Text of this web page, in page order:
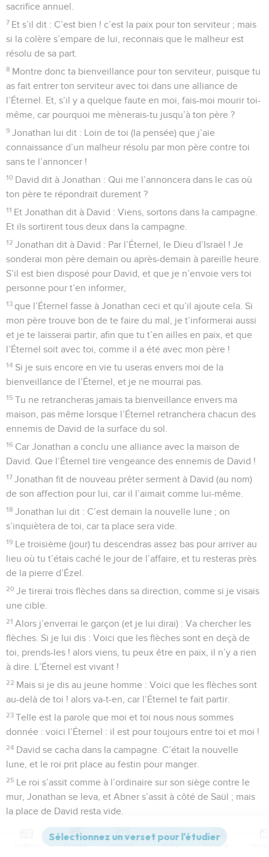
sacrifice annuel.
7 Et s’il dit : C’est bien ! c’est la paix pour ton serviteur ; mais
si la colère s’empare de lui, reconnais que le malheur est
résolu de sa part.
8 Montre donc ta bienveillance pour ton serviteur, puisque tu
as fait entrer ton serviteur avec toi dans une alliance de
l’Éternel. Et, s’il y a quelque faute en moi, fais-moi mourir toi-
même, car pourquoi me mènerais-tu jusqu’à ton père ?
9 Jonathan lui dit : Loin de toi (la pensée) que j’aie
connaissance d’un malheur résolu par mon père contre toi
sans te l’annoncer !
10 David dit à Jonathan : Qui me l’annoncera dans le cas où
ton père te répondrait durement ?
11 Et Jonathan dit à David : Viens, sortons dans la campagne.
Et ils sortirent tous deux dans la campagne.
12 Jonathan dit à David : Par l’Éternel, le Dieu d’Israël ! Je
sonderai mon père demain ou après-demain à pareille heure.
S’il est bien disposé pour David, et que je n’envoie vers toi
personne pour t’en informer,
13 que l’Éternel fasse à Jonathan ceci et qu’il ajoute cela. Si
mon père trouve bon de te faire du mal, je t’informerai aussi
et je te laisserai partir, afin que tu t’en ailles en paix, et que
l’Éternel soit avec toi, comme il a été avec mon père !
14 Si je suis encore en vie tu useras envers moi de la
bienveillance de l’Éternel, et je ne mourrai pas.
15 Tu ne retrancheras jamais ta bienveillance envers ma
maison, pas même lorsque l’Éternel retranchera chacun des
ennemis de David de la surface du sol.
16 Car Jonathan a conclu une alliance avec la maison de
David. Que l’Éternel tire vengeance des ennemis de David !
17 Jonathan fit de nouveau prêter serment à David (au nom)
de son affection pour lui, car il l’aimait comme lui-même.
18 Jonathan lui dit : C’est demain la nouvelle lune ; on
s’inquiètera de toi, car ta place sera vide.
19 Le troisième (jour) tu descendras assez bas pour arriver au
lieu où tu t’étais caché le jour de l’affaire, et tu resteras près
de la pierre d’Ézel.
20 Je tirerai trois flèches dans sa direction, comme si je visais
une cible.
21 Alors j’enverrai le garçon (et je lui dirai) : Va chercher les
flèches. Si je lui dis : Voici que les flèches sont en deçà de
toi, prends-les ! alors viens, tu peux être en paix, il n’y a rien
à dire. L’Éternel est vivant !
22 Mais si je dis au jeune homme : Voici que les flèches sont
au-delà de toi ! alors va-t-en, car l’Éternel te fait partir.
23 Telle est la parole que moi et toi nous nous sommes
donnée : voici l’Éternel : il est pour toujours entre toi et moi !
24 David se cacha dans la campagne. C’était la nouvelle
lune, et le roi prit place au festin pour manger.
25 Le roi s’assit comme à l’ordinaire sur son siège contre le
mur, Jonathan se leva, et Abner s’assit à côté de Saül ; mais
la place de David resta vide.
Mais Saül ne dit rien ce jour-là ; car (se) disait-il, c’est par
hasard, il n’est pas pur, certainement il n’est pas pur.
Versions Commentaires Strong